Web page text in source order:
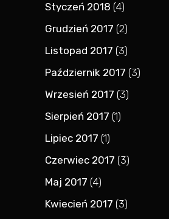
Styczeń 2018 (4)
Grudzień 2017 (2)
Listopad 2017 (3)
Październik 2017 (3)
Wrzesień 2017 (3)
Sierpień 2017 (1)
Lipiec 2017 (1)
Czerwiec 2017 (3)
Maj 2017 (4)
Kwiecień 2017 (3)